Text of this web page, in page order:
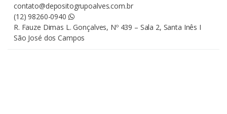
contato@depositogrupoalves.com.br
(12) 98260-0940
R. Fauze Dimas L. Gonçalves, Nº 439 – Sala 2, Santa Inês I
São José dos Campos